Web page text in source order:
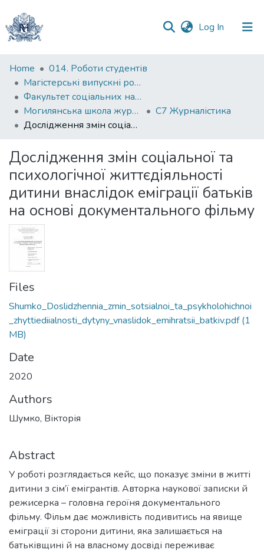
Log In (current)
Communities
&
Collections
All of DSpace
Statistics
Home
014. Роботи студентів
Магістерські випускні роботи
Факультет соціальних наук і соціальних технологій
Могилянська школа журналістики
С7 Журналістика
Дослідження змін соціальної та психологічної життєдіяльності дитини внаслідок еміграції батьків на основі документального фільму
Дослідження змін соціальної та
психологічної життєдіяльності
дитини внаслідок еміграції батьків
на основі документального фільму
Files
Shumko_Doslidzhennia_zmin_sotsialnoi_ta_psykholohichnoi
_zhyttiediialnosti_dytyny_vnaslidok_emihratsii_batkiv.pdf(1
MB)
Date
2020
Authors
Шумко, Вікторія
Abstract
У роботі розглядається кейс, що показує зміни в житті
дитини з сім’ї емігрантів. Авторка наукової записки й
режисерка – головна героїня документального
фільму. Фільм дає можливість подивитись на явище
еміграції зі сторони дитини, яка залишається на
батьківщині й на власному досвіді переживає